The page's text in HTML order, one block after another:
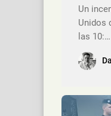
Un
Unidos
las 10:…